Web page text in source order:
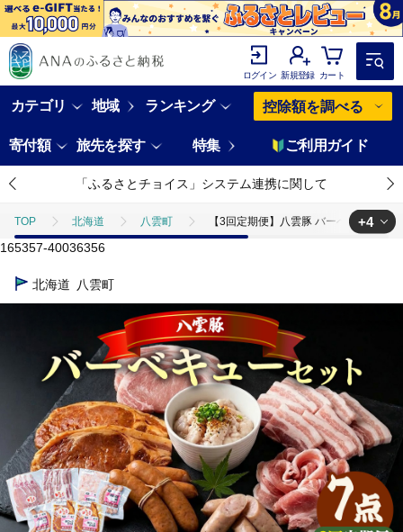
ログイン 新規登録 カート
カテゴリ 地域 ランキング 控除額を調べる
寄付額 旅先を探す 特集 ご利用ガイド
「ふるさとチョイス」システム連携に関して
TOP 北海道 八雲町 【3回定期便】八雲豚 バーベキューセ
TOP 肉
TOP 肉
加工肉 ほかの加工肉
定期便 肉(定期便) 【3回定期便】八雲豚 バーベキュ
+4
165357-40036356
北海道 八雲町